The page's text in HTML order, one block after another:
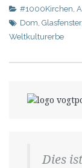
#1000Kirchen,
Dom, Glasfenster,
Weltkulturerbe
Dies